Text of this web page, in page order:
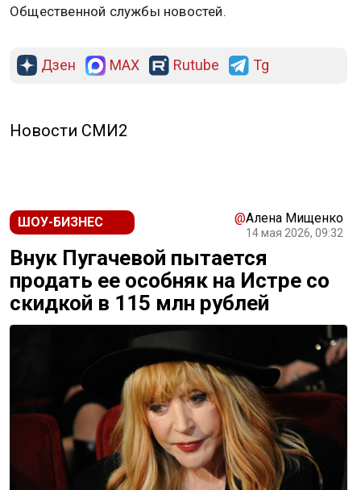
Общественной службы новостей.
Дзен MAX Rutube Tg
Новости СМИ2
ШОУ-БИЗНЕС @Алена Мищенко
14 мая 2026, 09:32
Внук Пугачевой пытается
продать ее особняк на Истре со
скидкой в 115 млн рублей